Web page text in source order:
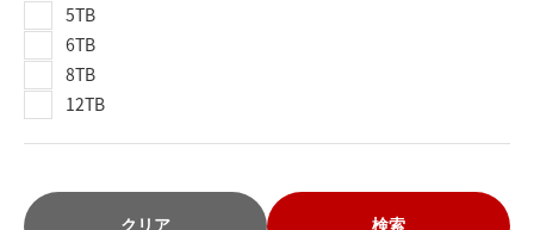
5TB
6TB
8TB
12TB
クリア 検索